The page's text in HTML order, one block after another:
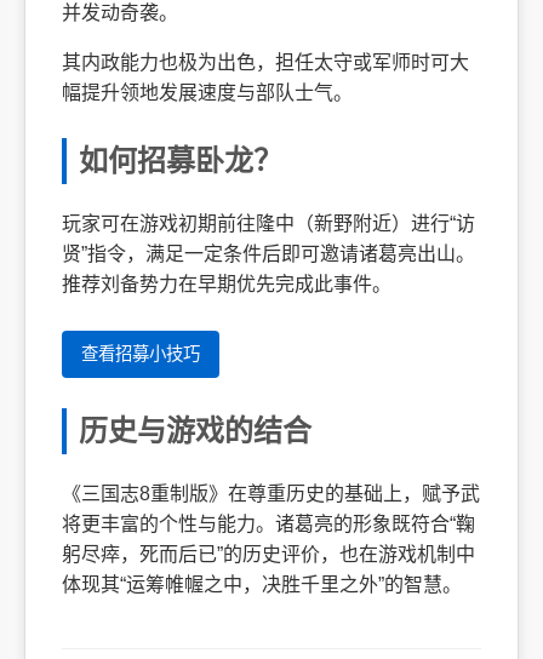
并发动奇袭。
其内政能力也极为出色，担任太守或军师时可大
幅提升领地发展速度与部队士气。
如何招募卧龙？
玩家可在游戏初期前往隆中（新野附近）进行“访
贤”指令，满足一定条件后即可邀请诸葛亮出山。
推荐刘备势力在早期优先完成此事件。
查看招募小技巧
历史与游戏的结合
《三国志8重制版》在尊重历史的基础上，赋予武
将更丰富的个性与能力。诸葛亮的形象既符合“鞠
躬尽瘁，死而后已”的历史评价，也在游戏机制中
体现其“运筹帷幄之中，决胜千里之外”的智慧。